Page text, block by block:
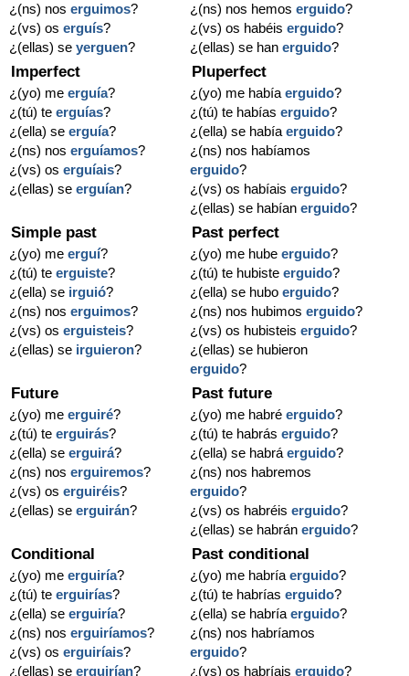
¿(ns) nos erguimos?
¿(vs) os erguís?
¿(ellas) se yerguen?
¿(ns) nos hemoserguido?
¿(vs) os habéiserguido?
¿(ellas) se hanerguido?
Imperfect
¿(yo) me erguía?
¿(tú) te erguías?
¿(ella) se erguía?
¿(ns) nos erguíamos?
¿(vs) os erguíais?
¿(ellas) se erguían?
Pluperfect
¿(yo) me habíaerguido?
¿(tú) te habíaserguido?
¿(ella) se habíaerguido?
¿(ns) nos habíamos
erguido?
¿(vs) os habíaiserguido?
¿(ellas) se habíanerguido?
Simple past
¿(yo) me erguí?
¿(tú) te erguiste?
¿(ella) se irguió?
¿(ns) nos erguimos?
¿(vs) os erguisteis?
¿(ellas) se irguieron?
Past perfect
¿(yo) me hubeerguido?
¿(tú) te hubisteerguido?
¿(ella) se huboerguido?
¿(ns) nos hubimoserguido?
¿(vs) os hubisteiserguido?
¿(ellas) se hubieron
erguido?
Future
¿(yo) me erguiré?
¿(tú) te erguirás?
¿(ella) se erguirá?
¿(ns) nos erguiremos?
¿(vs) os erguiréis?
¿(ellas) se erguirán?
Past future
¿(yo) me habréerguido?
¿(tú) te habráserguido?
¿(ella) se habráerguido?
¿(ns) nos habremos
erguido?
¿(vs) os habréiserguido?
¿(ellas) se habránerguido?
Conditional
¿(yo) me erguiría?
¿(tú) te erguirías?
¿(ella) se erguiría?
¿(ns) nos erguiríamos?
¿(vs) os erguiríais?
¿(ellas) se erguirían?
Past conditional
¿(yo) me habríaerguido?
¿(tú) te habríaserguido?
¿(ella) se habríaerguido?
¿(ns) nos habríamos
erguido?
¿(vs) os habríaiserguido?